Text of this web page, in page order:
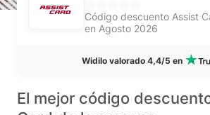
Código descuento Assist
en Agosto 2026
Widilo valorado 4,4/5 en
El mejor código